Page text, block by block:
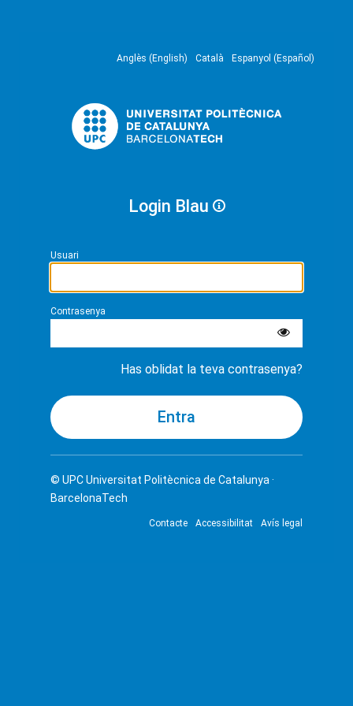
Anglès (English) Català Espanyol (Español)
Login Blau
Usuari
Contrasenya
Has oblidat la teva contrasenya?
© UPCUniversitat Politècnica de Catalunya ·
BarcelonaTech
Contacte Accessibilitat Avís legal